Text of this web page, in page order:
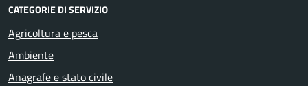
CATEGORIE DI SERVIZIO
Agricoltura e pesca
Ambiente
Anagrafe e stato civile